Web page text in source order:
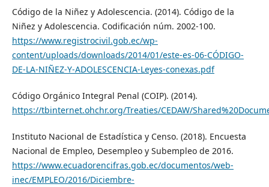
Código de la Niñez y Adolescencia. (2014). Código de la
Niñez y Adolescencia. Codificación núm. 2002-100.
https://www.registrocivil.gob.ec/wp-
content/uploads/downloads/2014/01/este-es-06-CÓDIGO-
DE-LA-NIÑEZ-Y-ADOLESCENCIA-Leyes-conexas.pdf
Código Orgánico Integral Penal (COIP). (2014).
https://tbinternet.ohchr.org/Treaties/CEDAW/
Instituto Nacional de Estadística y Censo. (2018). Encuesta
Nacional de Empleo, Desempleo y Subempleo de 2016.
https://www.ecuadorencifras.gob.ec/documentos/web-
inec/EMPLEO/2016/Diciembre-